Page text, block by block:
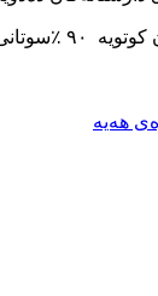
بوە.
هەیە